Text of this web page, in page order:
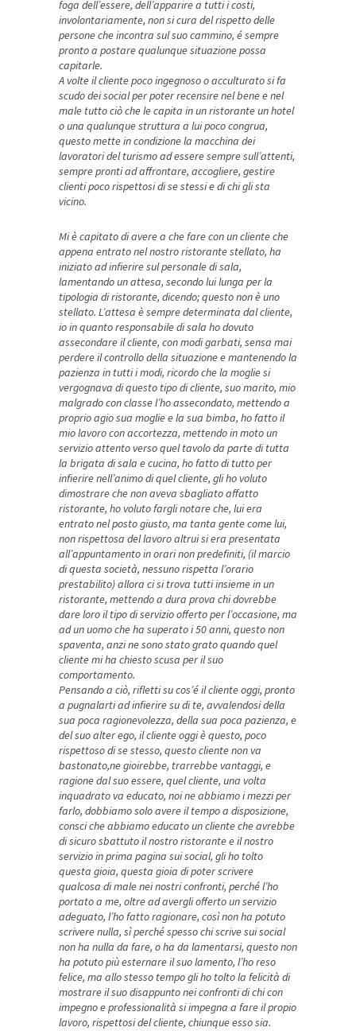
foga dell’essere, dell’apparire a tutti i costi,
involontariamente, non si cura del rispetto delle
persone che incontra sul suo cammino, é sempre
pronto a postare qualunque situazione possa
capitarle.
A volte il cliente poco ingegnoso o acculturato si fa
scudo dei social per poter recensire nel bene e nel
male tutto ciò che le capita in un ristorante un hotel
o una qualunque struttura a lui poco congrua,
questo mette in condizione la macchina dei
lavoratori del turismo ad essere sempre sull’attenti,
sempre pronti ad affrontare, accogliere, gestire
clienti poco rispettosi di se stessi e di chi gli sta
vicino.
Mi è capitato di avere a che fare con un cliente che
appena entrato nel nostro ristorante stellato, ha
iniziato ad infierire sul personale di sala,
lamentando un attesa, secondo lui lunga per la
tipologia di ristorante, dicendo; questo non è uno
stellato. L’attesa è sempre determinata dal cliente,
io in quanto responsabile di sala ho dovuto
assecondare il cliente, con modi garbati, sensa mai
perdere il controllo della situazione e mantenendo la
pazienza in tutti i modi, ricordo che la moglie si
vergognava di questo tipo di cliente, suo marito, mio
malgrado con classe l’ho assecondato, mettendo a
proprio agio sua moglie e la sua bimba, ho fatto il
mio lavoro con accortezza, mettendo in moto un
servizio attento verso quel tavolo da parte di tutta
la brigata di sala e cucina, ho fatto di tutto per
infierire nell’animo di quel cliente, gli ho voluto
dimostrare che non aveva sbagliato affatto
ristorante, ho voluto fargli notare che, lui era
entrato nel posto giusto, ma tanta gente come lui,
non rispettosa del lavoro altrui si era presentata
all’appuntamento in orari non predefiniti, (il marcio
di questa società, nessuno rispetta l’orario
prestabilito) allora ci si trova tutti insieme in un
ristorante, mettendo a dura prova chi dovrebbe
dare loro il tipo di servizio offerto per l’occasione, ma
ad un uomo che ha superato i 50 anni, questo non
spaventa, anzi ne sono stato grato quando quel
cliente mi ha chiesto scusa per il suo
comportamento.
Pensando a ciò, rifletti su cos’é il cliente oggi, pronto
a pugnalarti ad infierire su di te, avvalendosi della
sua poca ragionevolezza, della sua poca pazienza, e
del suo alter ego, il cliente oggi è questo, poco
rispettoso di se stesso, questo cliente non va
bastonato,ne gioirebbe, trarrebbe vantaggi, e
ragione dal suo essere, quel cliente, una volta
inquadrato va educato, noi ne abbiamo i mezzi per
farlo, dobbiamo solo avere il tempo a disposizione,
consci che abbiamo educato un cliente che avrebbe
di sicuro sbattuto il nostro ristorante e il nostro
servizio in prima pagina sui social, gli ho tolto
questa gioia, questa gioia di poter scrivere
qualcosa di male nei nostri confronti, perché l’ho
portato a me, oltre ad avergli offerto un servizio
adeguato, l’ho fatto ragionare, così non ha potuto
scrivere nulla, sì perché spesso chi scrive sui social
non ha nulla da fare, o ha da lamentarsi, questo non
ha potuto più esternare il suo lamento, l’ho reso
felice, ma allo stesso tempo gli ho tolto la felicità di
mostrare il suo disappunto nei confronti di chi con
impegno e professionalità si impegna a fare il propio
lavoro, rispettosi del cliente, chiunque esso sia.